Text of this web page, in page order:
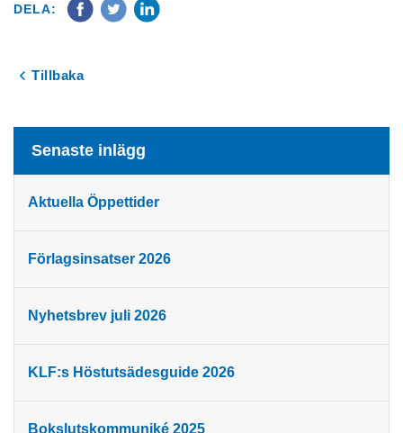
DELA:
Tillbaka
Senaste inlägg
Aktuella Öppettider
Förlagsinsatser 2026
Nyhetsbrev juli 2026
KLF:s Höstutsädesguide 2026
Bokslutskommuniké 2025